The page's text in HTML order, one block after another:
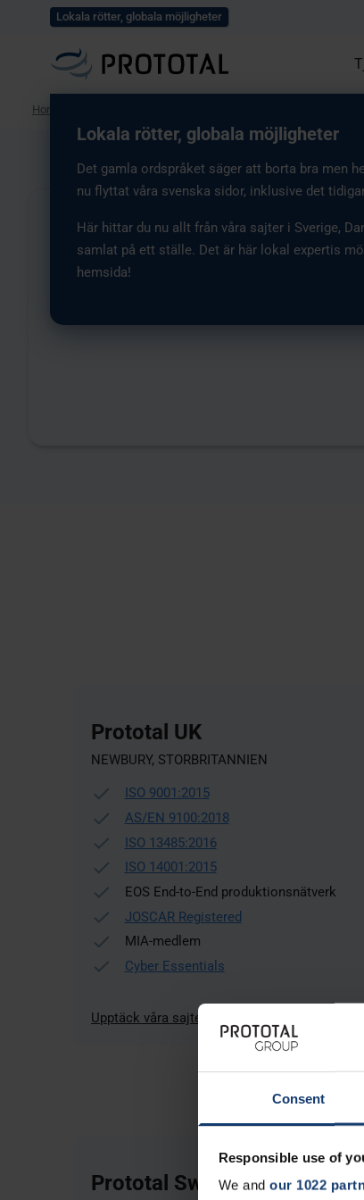
Consent
Responsible use of
We and our 1022
Lokala rötter, globala möjligheter Utforska våra
Lokala rötter, globala möjligheter
Det gamla ordspråket säger att borta bra men
nu flyttat våra svenska sidor, inklusive det
Här hittar du nu allt från våra sajter i Sverige,
samlat på ett ställe. Det är här lokal expertis
hemsida!
Home
Prototal UK
NEWBURY, STORBRITANNIEN
ISO 9001:2015
AS/EN 9100:2018
ISO 13485:2016
ISO 14001:2015
EOS End-to-End produktionsnätverk
JOSCAR Registered
MIA-medlem
Cyber Essentials
Upptäck våra sajter
Prototal Sweden